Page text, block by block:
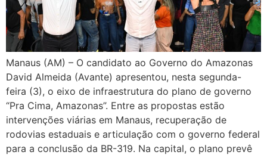
Manaus (AM) – O candidato ao Governo do Amazonas
David Almeida (Avante) apresentou, nesta segunda-
feira (3), o eixo de infraestrutura do plano de governo
“Pra Cima, Amazonas”. Entre as propostas estão
intervenções viárias em Manaus, recuperação de
rodovias estaduais e articulação com o governo federal
para a conclusão da BR-319. Na capital, o plano prevê